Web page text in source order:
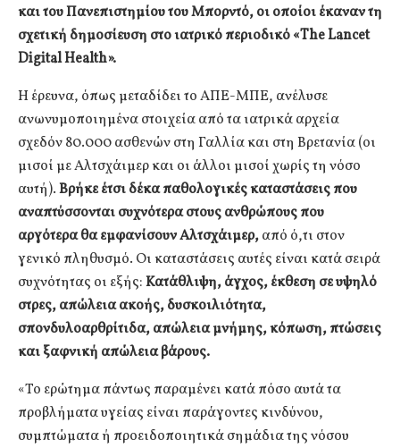
και του Πανεπιστημίου του Μπορντό, οι οποίοι έκαναν τη
σχετική δημοσίευση στο ιατρικό περιοδικό «The Lancet
Digital Health».
Η έρευνα, όπως μεταδίδει το ΑΠΕ-ΜΠΕ, ανέλυσε
ανωνυμοποιημένα στοιχεία από τα ιατρικά αρχεία
σχεδόν 80.000 ασθενών στη Γαλλία και στη Βρετανία (οι
μισοί με Αλτσχάιμερ και οι άλλοι μισοί χωρίς τη νόσο
αυτή).Βρήκε έτσι δέκα παθολογικές καταστάσεις που
αναπτύσσονται συχνότερα στους ανθρώπους που
αργότερα θα εμφανίσουν Αλτσχάιμερ,από ό,τι στον
γενικό πληθυσμό. Οι καταστάσεις αυτές είναι κατά σειρά
συχνότητας οι εξής:Κατάθλιψη, άγχος, έκθεση σε υψηλό
στρες, απώλεια ακοής, δυσκοιλιότητα,
σπονδυλοαρθρίτιδα, απώλεια μνήμης, κόπωση, πτώσεις
και ξαφνική απώλεια βάρους.
«Το ερώτημα πάντως παραμένει κατά πόσο αυτά τα
προβλήματα υγείας είναι παράγοντες κινδύνου,
συμπτώματα ή προειδοποιητικά σημάδια της νόσου